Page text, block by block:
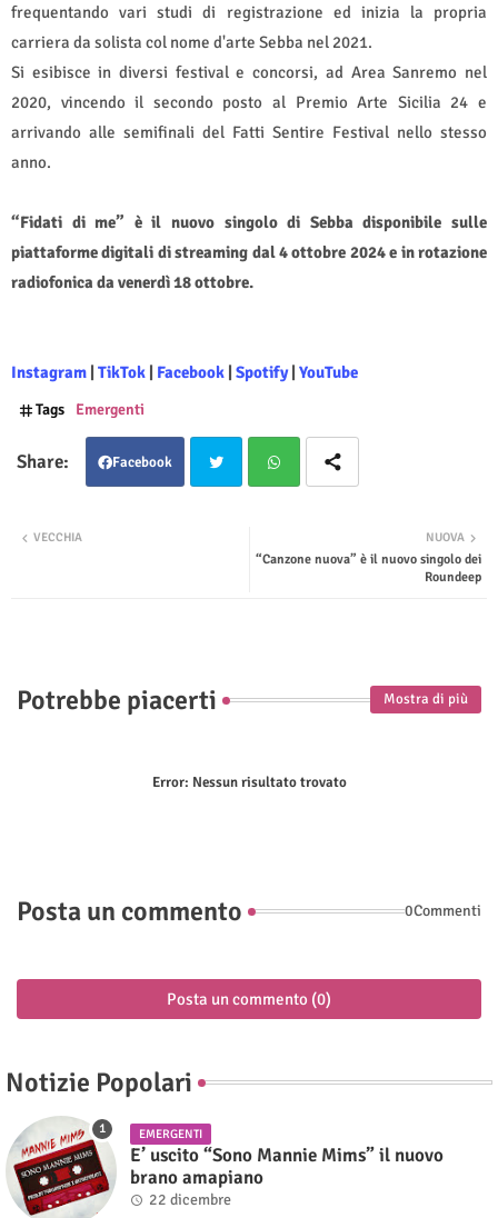
frequentando vari studi di registrazione ed inizia la propria
carriera da solista col nome d'arte Sebba nel 2021.
Si esibisce in diversi festival e concorsi, ad Area Sanremo nel
2020, vincendo il secondo posto al Premio Arte Sicilia 24 e
arrivando alle semifinali del Fatti Sentire Festival nello stesso
anno.
“Fidati di me” è il nuovo singolo di Sebba disponibile sulle
piattaforme digitali di streaming dal 4 ottobre 2024 e in rotazione
radiofonica da venerdì 18 ottobre.
Instagram | TikTok | Facebook | Spotify| YouTube
Tags Emergenti
Facebook
tsap
NUOVA
“Canzone nuova” è il nuovo singolo dei
Roundeep
VECCHIA
Potrebbe piacerti Mostra di più
Error: Nessun risultato trovato
Posta un commento 0Commenti
Posta un commento (0)
Notizie Popolari
EMERGENTI
E’ uscito “Sono Mannie Mims” il nuovo
brano amapiano
22 dicembre